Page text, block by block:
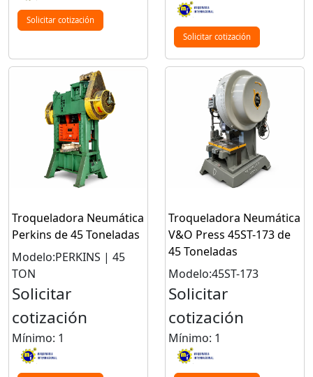
Solicitar cotización
Solicitar cotización
Troqueladora Neumática
Perkins de 45 Toneladas
Modelo:PERKINS | 45
TON
Solicitar
cotización
Mínimo: 1
Troqueladora Neumática
V&O Press 45ST-173 de
45 Toneladas
Modelo:45ST-173
Solicitar
cotización
Mínimo: 1